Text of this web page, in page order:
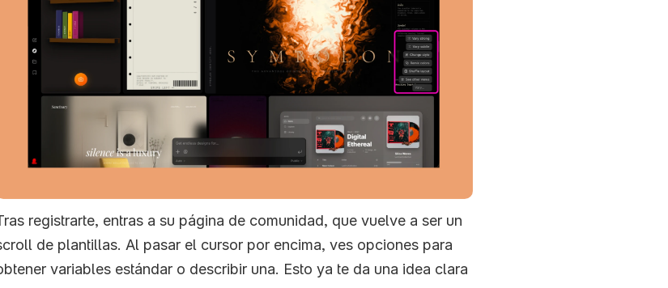
registrarte, entras a su página de comunidad, que vuelve a ser un
de plantillas. Al pasar el cursor por encima, ves opciones para
variables estándar o describir una. Esto ya te da una idea clara